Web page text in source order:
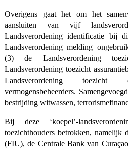
Overigens gaat het om het
aansluiten van vijf
Landsverordening identificatie bij
Landsverordening melding
(3) de Landsverordening
Landsverordening toezicht
Landsverordening toezicht
vermogensbeheerders.
bestrijding witwassen,
Bij deze ‘koepel’-
toezichthouders betrokken, namelijk
(FIU), de Centrale Bank van